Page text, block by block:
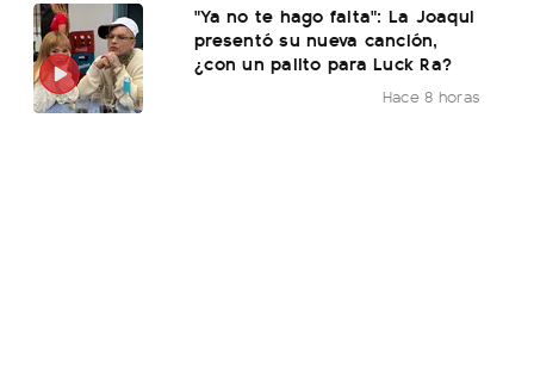
"Ya no te hago falta": La Joaqui
presentó su nueva canción,
¿con un palito para Luck Ra?
Hace 8 horas